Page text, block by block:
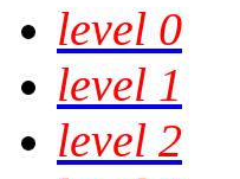
level 0
level 1
level 2